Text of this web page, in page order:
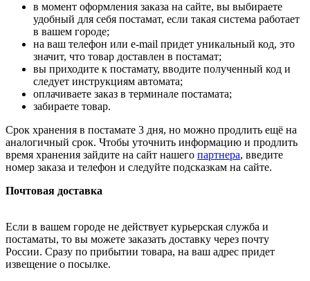
в момент оформления заказа на сайте, вы выбираете
удобный для себя постамат, если такая система работает
в вашем городе;
на ваш телефон или e-mail придет уникальный код, это
значит, что товар доставлен в постамат;
вы приходите к постамату, вводите полученный код и
следует инструкциям автомата;
оплачиваете заказ в терминале постамата;
забираете товар.
Срок хранения в постамате 3 дня, но можно продлить ещё на
аналогичный срок. Чтобы уточнить информацию и продлить
время хранения зайдите на сайт нашего партнера, введите
номер заказа и телефон и следуйте подсказкам на сайте.
Почтовая доставка
Если в вашем городе не действует курьерская служба и
постаматы, то вы можете заказать доставку через почту
России. Сразу по прибытии товара, на ваш адрес придет
извещение о посылке.